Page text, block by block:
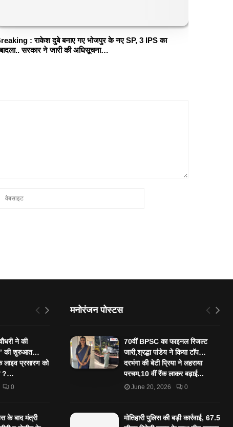
: राकेश दुबे बनाए गए भोजपुर के नए SP, 3 IPS का
सरकार ने जारी की अधिसूचना…
ने की
की शुरुआत…
लाइव प्रसारण को
?…
0
के बाद मंत्री
मनोरंजन पोस्टस
70वीं BPSC का फाइनल रिजल्ट
जारी,श्रद्धा पांडेय ने किया टॉप…
दरभंगा की बेटी प्रिया ने लहराया
परचम,10 वीं रैंक लाकर बढ़ाई...
June 20, 2026 0
मोतिहारी पुलिस की बड़ी कार्रवाई, 67.5